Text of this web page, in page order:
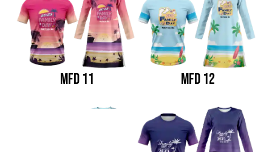
MFD 11 MFD 12